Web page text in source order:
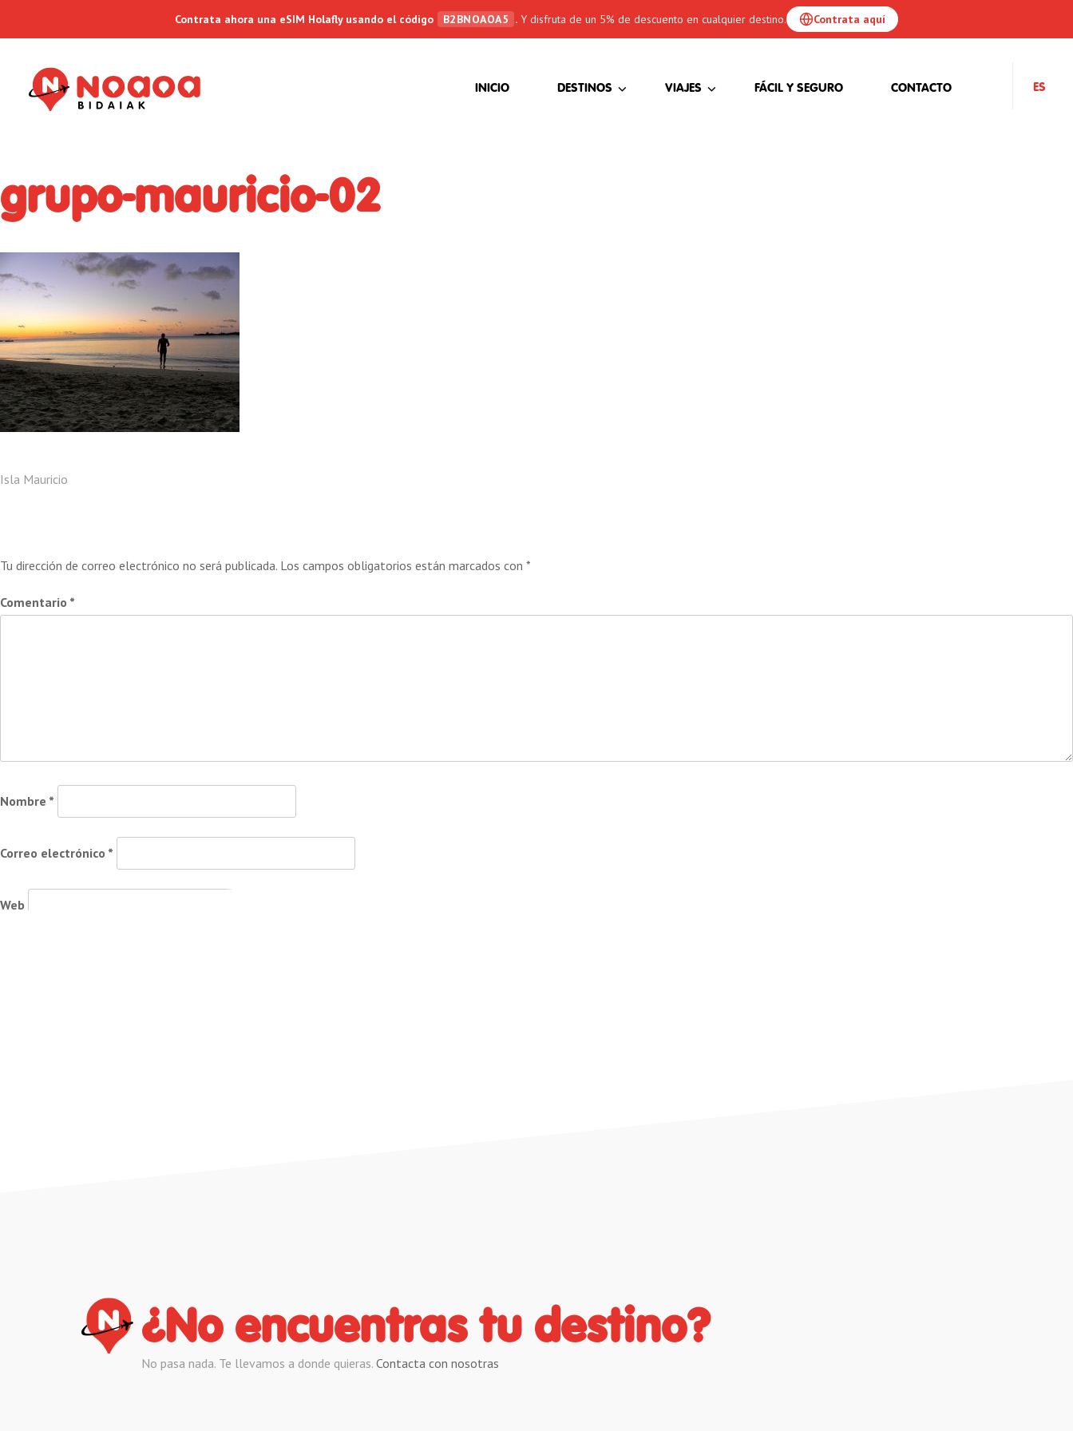
Contrata ahora una eSIM Holafly usando el código B2BNOAOA5 . Y disfruta de un 5% de descuento en cualquier destino. Contrata aquí
INICIO(CURRENT)DESTINOS VIAJES FÁCIL Y SEGURO CONTACTO ES
grupo-mauricio-02
Navegación
entradas
Isla Mauricio
Tu dirección de correo electrónico no será publicada. Los campos obligatorios están marcados con *
Comentario *
Nombre *
Correo electrónico *
Web
¿No encuentras tu destino?
No pasa nada. Te llevamos a donde quieras. Contacta con nosotras